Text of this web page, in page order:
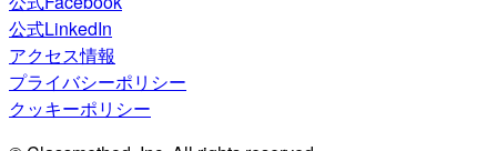
公式LinkedIn
アクセス情報
プライバシーポリシー
クッキーポリシー